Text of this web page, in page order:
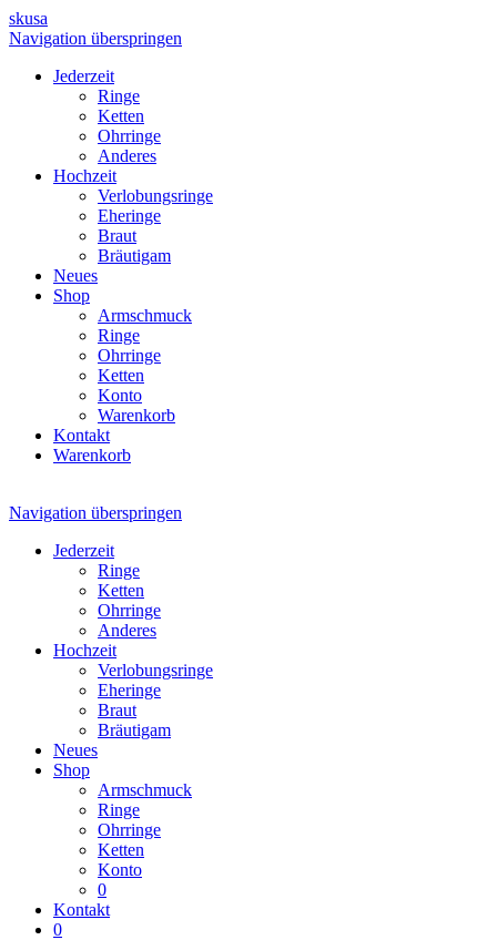
skusa
Navigation überspringen
Jederzeit
Ringe
Ketten
Ohrringe
Anderes
Hochzeit
Verlobungsringe
Eheringe
Braut
Bräutigam
Neues
Shop
Armschmuck
Ringe
Ohrringe
Ketten
Konto
Warenkorb
Kontakt
Warenkorb
Navigation überspringen
Jederzeit
Ringe
Ketten
Ohrringe
Anderes
Hochzeit
Verlobungsringe
Eheringe
Braut
Bräutigam
Neues
Shop
Armschmuck
Ringe
Ohrringe
Ketten
Konto
0
Kontakt
0